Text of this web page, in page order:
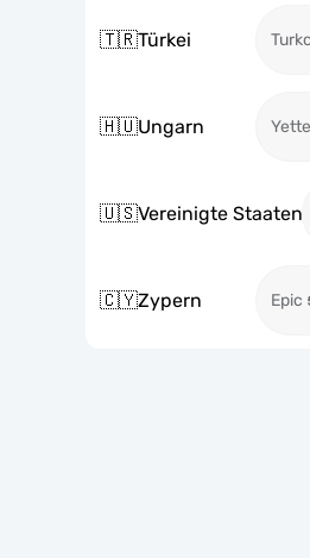
🇹🇷Türkei
🇭🇺Ungarn
🇺🇸Vereinigte Staaten
🇨🇾Zypern Epic